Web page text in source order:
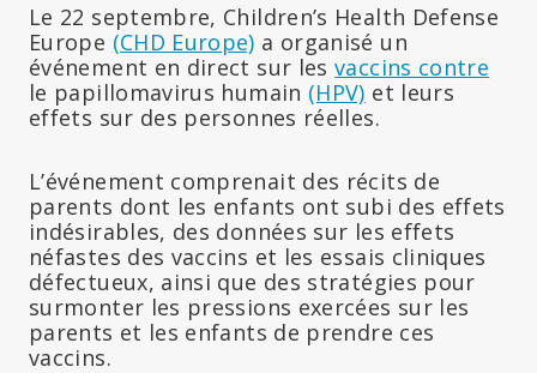
Le 22 septembre, Children’s Health Defense
Europe (CHD Europe) a organisé un
événement en direct sur lesvaccins contre
le papillomavirus humain (HPV) et leurs
effets sur des personnes réelles.
L’événement comprenait des récits de
parents dont les enfants ont subi des effets
indésirables, des données sur les effets
néfastes des vaccins et les essais cliniques
défectueux, ainsi que des stratégies pour
surmonter les pressions exercées sur les
parents et les enfants de prendre ces
vaccins.